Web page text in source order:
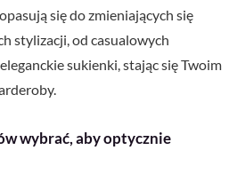
się do zmieniających się
stylizacji, od casualowych
sukienki, stając się Twoim
wybrać, aby optycznie